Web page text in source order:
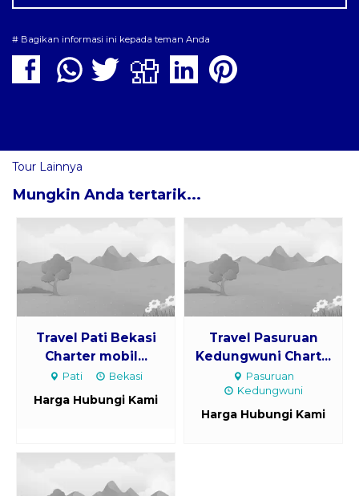
# Bagikan informasi ini kepada teman Anda
Tour Lainnya
Mungkin Anda tertarik...
Travel Pati Bekasi
Charter mobil...
Pati Bekasi
Harga Hubungi Kami
Travel Pasuruan
Kedungwuni Chart...
Pasuruan
Kedungwuni
Harga Hubungi Kami